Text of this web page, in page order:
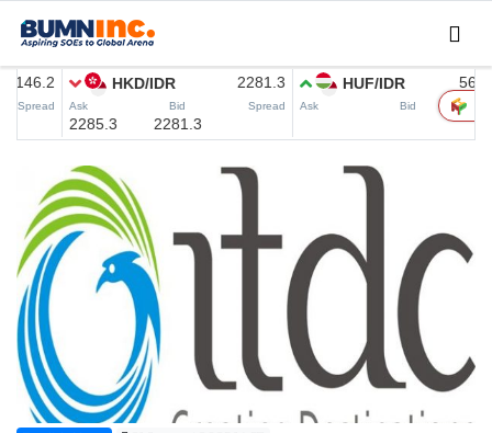
Home
Editorial
INC Updates
INFO MUDIK
Coorporate
CSER
SMEDEV
MICE